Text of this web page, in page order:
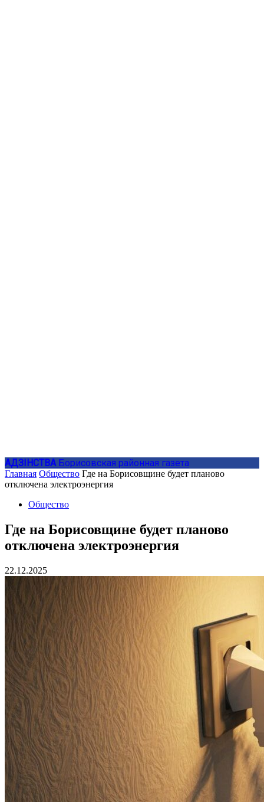
АДЗIНСТВА Борисовская районная газета
Главная Общество Где на Борисовщине будет планово
отключена электроэнергия
Общество
Где на Борисовщине будет планово
отключена электроэнергия
22.12.2025